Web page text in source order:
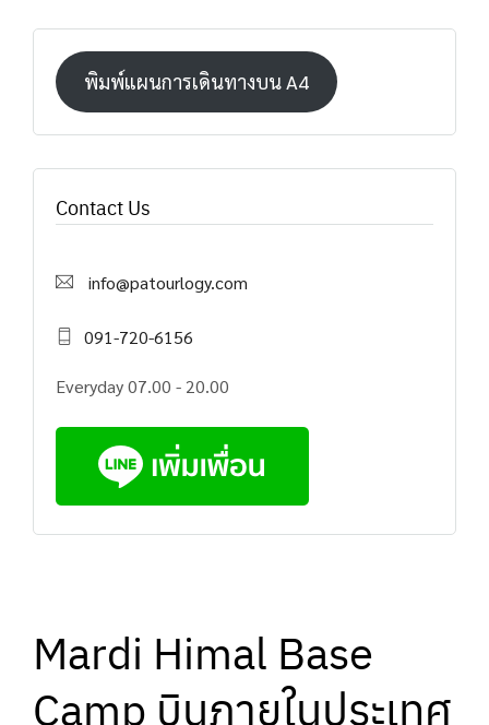
พิมพ์แผนการเดินทางบน A4
Contact Us
info@patourlogy.com
091-720-6156
Everyday 07.00 - 20.00
Mardi Himal Base
Camp บินภายในประเทศ